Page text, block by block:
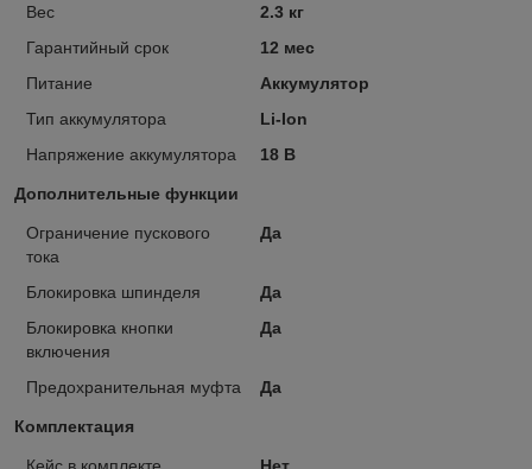
Вес
2.3 кг
Гарантийный срок
12 мес
Питание
Аккумулятор
Тип аккумулятора
Li-Ion
Напряжение аккумулятора
18 В
Дополнительные функции
Ограничение пускового
тока
Да
Блокировка шпинделя
Да
Блокировка кнопки
включения
Да
Предохранительная муфта Да
Комплектация
Кейс в комплекте Нет